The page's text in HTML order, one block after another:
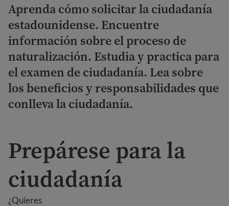
Aprenda cómo solicitar la ciudadanía
estadounidense. Encuentre
información sobre el proceso de
naturalización. Estudia y practica para
el examen de ciudadanía. Lea sobre
los beneficios y responsabilidades que
conlleva la ciudadanía.
Prepárese para la
ciudadanía
¿Quieres